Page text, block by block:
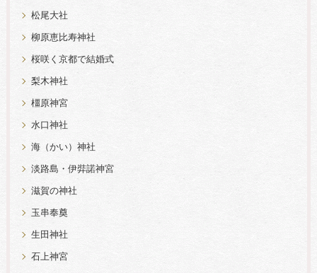
松尾大社
柳原恵比寿神社
桜咲く京都で結婚式
梨木神社
橿原神宮
水口神社
海（かい）神社
淡路島・伊弉諾神宮
滋賀の神社
玉串奉奠
生田神社
石上神宮